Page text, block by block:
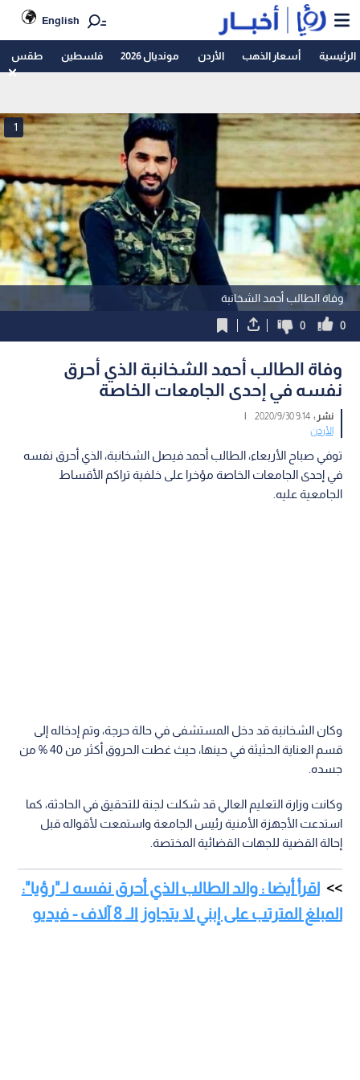
English
الرئيسية أسعار الذهب الأردن مونديال 2026 فلسطين طقس
وفاة الطالب أحمد الشخانبة
1
0
0
وفاة الطالب أحمد الشخانبة الذي أحرق
نفسه في إحدى الجامعات الخاصة
نشر :9:14 2020/9/30
|
الأردن
توفي صباح الأربعاء، الطالب أحمد فيصل الشخانبة، الذي أحرق نفسه
في إحدى الجامعات الخاصة مؤخرا على خلفية تراكم الأقساط
الجامعية عليه.
وكان الشخانبة قد دخل المستشفى في حالة حرجة، وتم إدخاله إلى
قسم العناية الحثيثة في حينها، حيث غطت الحروق أكثر من 40 % من
جسده.
وكانت وزارة التعليم العالي قد شكلت لجنة للتحقيق في الحادثة، كما
استدعت الأجهزة الأمنية رئيس الجامعة واستمعت لأقواله قبل
إحالة القضية للجهات القضائية المختصة.
اقرأ أيضا : والد الطالب الذي أحرق نفسه لـ"رؤيا":
المبلغ المترتب على إبني لا يتجاوز الـ 8 آلاف - فيديو